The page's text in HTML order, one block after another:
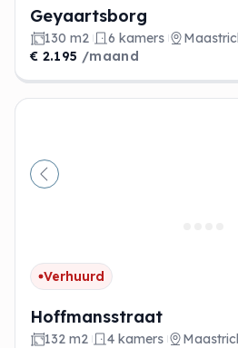
Geyaartsborg
130 m2 6 kamers
€ 2.195 /maand
Vorige
Verhuurd
Hoffmansstraat
132 m2 4 kamers